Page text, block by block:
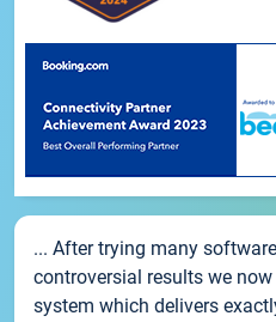
... After trying many
controversial results we
system which delivers